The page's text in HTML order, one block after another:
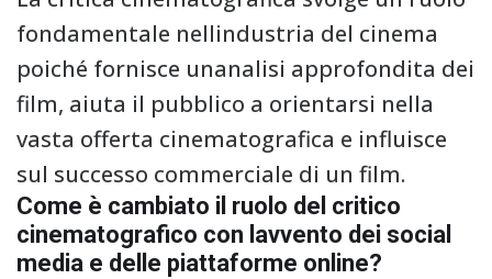
fondamentale nellindustria del cinema
poiché fornisce unanalisi approfondita dei
film, aiuta il pubblico a orientarsi nella
vasta offerta cinematografica e influisce
sul successo commerciale di un film.
Come è cambiato il ruolo del critico
cinematografico con lavvento dei social
media e delle piattaforme online?